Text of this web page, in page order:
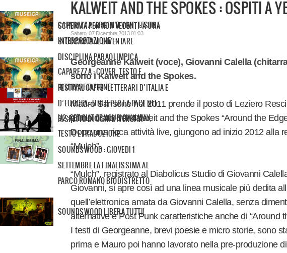
KALWEIT AND THE SPOKES : OSPITI A
Sabato, 07 Dicembre 2013 01:03
Georgeanne Kalweit (voce), Giovanni Calella
sono i Kalweit and the Spokes.
Mauro Sansone nel 2011 prende il posto di Leziero
primo disco dei Kalweit and the Spokes “Around the
Dopo una ricca attività live, giungono ad inizio 2012 alla
“Mulch”.
“Mulch”, registrato al Diabolicus Studio di Giovanni
Giovanni, si apre così ad una linea musicale più dedita
quell’elettronica amata da Giovanni Calella, senza
alternative e Post Punk caratteristiche anche di “Around
I testi di Georgeanne, brevi poesie e micro storie, sono
prima e Mauro poi hanno lavorato nella pre-produzione di
SCHERMA PER NON VEDENTI: A UNA
STOCCATA DAL DIVENTARE
DISCIPLINA PARAOLIMPICA
FESTIVAL CAFFE’ LETTERARI D’ITALIA E
D’EUROPA - UNITI PER LA PACE NEL
RISPETTO DI OGNI DIVERSITÀ
SOUNDSWOOD : GIOVEDI 1
SETTEMBRE LA FINALISSIMA AL
PARCO ROMANO BIODISTRETTO
SOUNDSWOOD LIBERA TUTTI!
CAPAREZZA: ARGENTI VIVE, TESTO E
INTERPRETAZIONE
CAPAREZZA : COVER, TESTO E
INTERPRETAZIONE
U2 :GET OUT OF YOUR OWN WAY,
TESTO E TRADUZIONE